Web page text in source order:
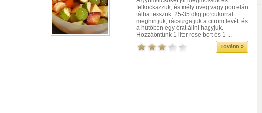
felkockázzuk, és mély üveg vagy porcelán
tálba tesszük. 25-35 dkg porcukorral
meghintjük, rácsurgatjuk a citrom levét, és
a hűtőben egy órát állni hagyjuk.
Hozzáöntünk 1 liter rose bort és 1 ...
Tovább »